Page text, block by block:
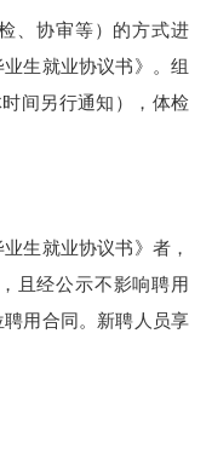
、协审等）的方式进
生就业协议书》。组
间另行通知），体检
生就业协议书》者，
且经公示不影响聘用
用合同。新聘人员享